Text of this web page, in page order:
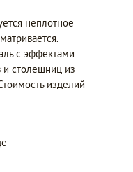
неплотное
с эффектами
и столешниц из
изделий